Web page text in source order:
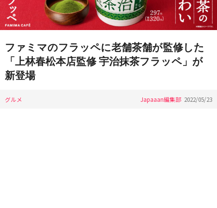
ファミマのフラッペに老舗茶舗が監修した
「上林春松本店監修 宇治抹茶フラッペ」が
新登場
グルメ Japaaan編集部 2022/05/23